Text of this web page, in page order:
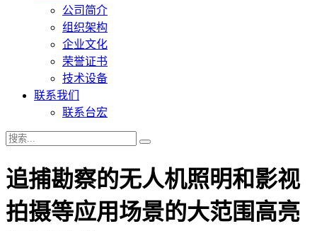
公司简介
组织架构
企业文化
荣誉证书
技术设备
联系我们
联系台宏
追捕勘察的无人机照明和影视
拍摄等应用场景的大范围高亮